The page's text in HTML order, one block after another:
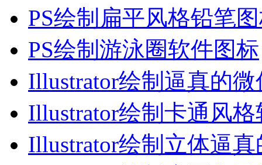
PS绘制扁平风格铅笔
PS绘制游泳圈软件图标
Illustrator绘制逼真的微
Illustrator绘制卡通风格
Illustrator绘制立体逼真